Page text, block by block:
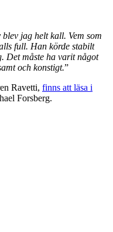
jag helt kall. Vem som
full. Han körde stabilt
Det måste ha varit något
och konstigt.”
Ravetti, finns att läsa i
Forsberg.